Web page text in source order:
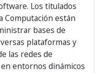
Los titulados
Computación están
bases de
plataformas y
las redes de
entornos dinámicos